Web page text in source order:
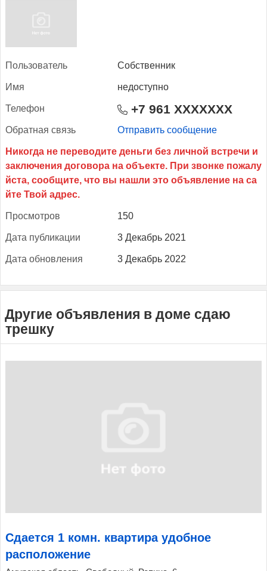
Поль­зо­ватель Собственник
Имя недоступно
Те­лефон +7 961 XXXXXXX
Об­ратная связь Отправить сообщение
Прос­мотров 150
Да­та пуб­ли­кации 3 Декабрь 2021
Да­та об­новле­ния 3 Декабрь 2022
Другие объявления в доме сдаю
трешку
Сдается 1 комн. квартира удобное
расположение